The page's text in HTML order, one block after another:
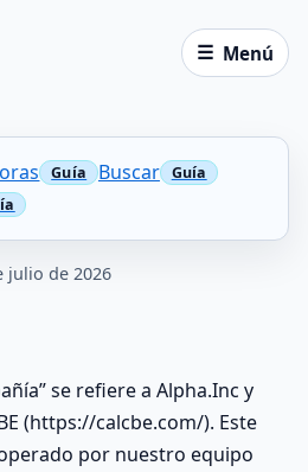
Menú
Buscar
julio de 2026
se refiere a Alpha.Inc y
(https://calcbe.com/). Este
por nuestro equipo